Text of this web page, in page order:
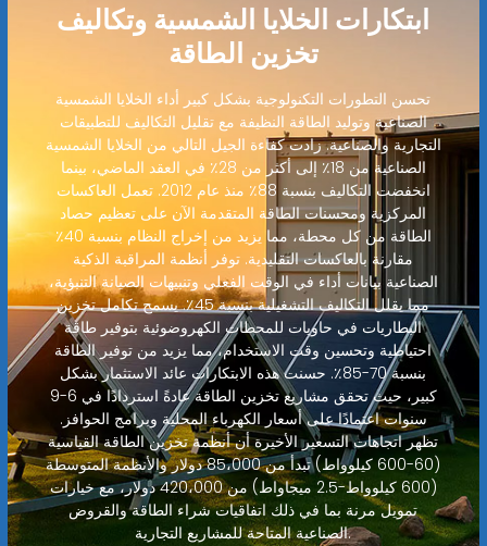
ابتكارات الخلايا الشمسية وتكاليف
تخزين الطاقة
تحسن التطورات التكنولوجية بشكل كبير أداء الخلايا الشمسية
الصناعية وتوليد الطاقة النظيفة مع تقليل التكاليف للتطبيقات
التجارية والصناعية. زادت كفاءة الجيل التالي من الخلايا الشمسية
الصناعية من 18٪ إلى أكثر من 28٪ في العقد الماضي، بينما
انخفضت التكاليف بنسبة 88٪ منذ عام 2012. تعمل العاكسات
المركزية ومحسنات الطاقة المتقدمة الآن على تعظيم حصاد
الطاقة من كل محطة، مما يزيد من إخراج النظام بنسبة 40٪
مقارنة بالعاكسات التقليدية. توفر أنظمة المراقبة الذكية
الصناعية بيانات أداء في الوقت الفعلي وتنبيهات الصيانة التنبؤية،
مما يقلل التكاليف التشغيلية بنسبة 45٪. يسمح تكامل تخزين
البطاريات في حاويات للمحطات الكهروضوئية بتوفير طاقة
احتياطية وتحسين وقت الاستخدام، مما يزيد من توفير الطاقة
بنسبة 70-85٪. حسنت هذه الابتكارات عائد الاستثمار بشكل
كبير، حيث تحقق مشاريع تخزين الطاقة عادةً استردادًا في 6-9
سنوات اعتمادًا على أسعار الكهرباء المحلية وبرامج الحوافز.
تظهر اتجاهات التسعير الأخيرة أن أنظمة تخزين الطاقة القياسية
(60-600 كيلوواط) تبدأ من 85،000 دولار والأنظمة المتوسطة
(600 كيلوواط-2.5 ميجاواط) من 420،000 دولار، مع خيارات
تمويل مرنة بما في ذلك اتفاقيات شراء الطاقة والقروض
الصناعية المتاحة للمشاريع التجارية.